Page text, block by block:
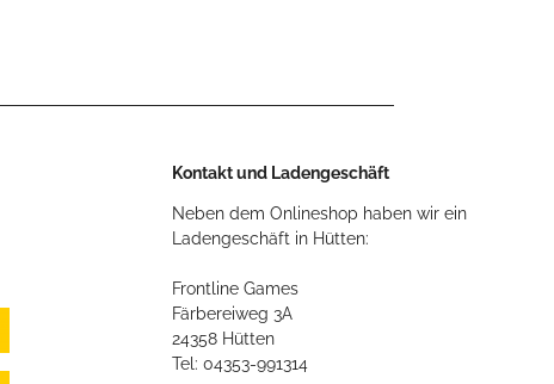
Kontakt und Ladengeschäft
Neben dem Onlineshop haben wir ein
Ladengeschäft in Hütten:
Frontline Games
Färbereiweg 3A
24358 Hütten
Tel: 04353-991314